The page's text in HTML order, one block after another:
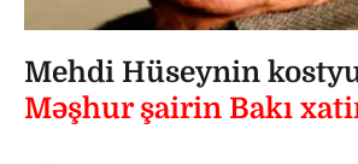
Mehdi Hüseynin
Məşhur şairin Bakı